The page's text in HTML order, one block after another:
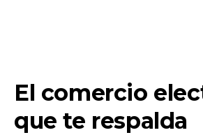
El comercio
que te respalda